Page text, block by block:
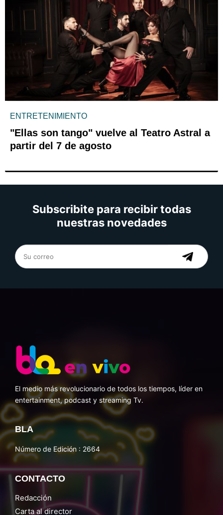
ENTRETENIMIENTO
"Ellas son tango" vuelve al Teatro Astral a
partir del 7 de agosto
Subscribite para recibir todas
nuestras novedades
El medio más revolucionario de todos los tiempos, líder en
entertainment, podcast y streaming Tv.
BLA
Número de Edición : 2664
CONTACTO
Redacción
Carta al director